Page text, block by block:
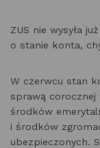
ZUS nie wysyła
o stanie konta,
W czerwcu stan
sprawą corocznej
środków
i środków
ubezpieczonych.